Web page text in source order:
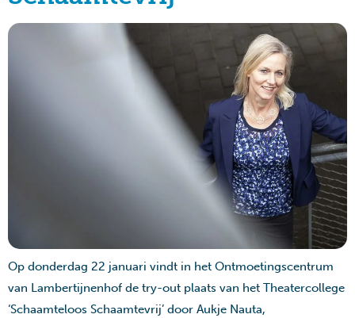
Op donderdag 22 januari vindt in het Ontmoetingscentrum
van Lambertijnenhof de try-out plaats van het Theatercollege
‘Schaamteloos Schaamtevrij’ door Aukje Nauta,